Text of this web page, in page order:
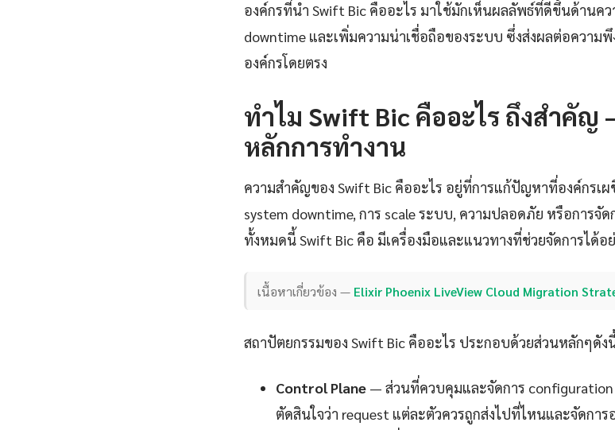
องค์กรที่นำ Swift Bic คืออะไร มาใช้มักเห็นผลลัพธ์ที่ดีขึ้นด้านคว
downtime และเพิ่มความน่าเชื่อถือของระบบ ซึ่งส่งผลต่อความ
องค์กรโดยตรง
ทำไม Swift Bic คืออะไร ถึงสำคัญ
หลักการทำงาน
ความสำคัญของ Swift Bic คืออะไร อยู่ที่การแก้ปัญหาที่องค์กรเผ
system downtime, การ scale ระบบ, ความปลอดภัย หรือการ
ทั้งหมดนี้ Swift Bic คือ มีเครื่องมือและแนวทางที่ช่วยจัดการได้อ
เนื้อหาเกี่ยวข้อง — Elixir Phoenix LiveView Cloud Migration
สถาปัตยกรรมของ Swift Bic คืออะไร ประกอบด้วยส่วนหลักๆดัง
Control Plane — ส่วนที่ควบคุมและจัดการ
ตัดสินใจว่า request แต่ละตัวควรถูกส่งไปที่ไหนและจัดการ